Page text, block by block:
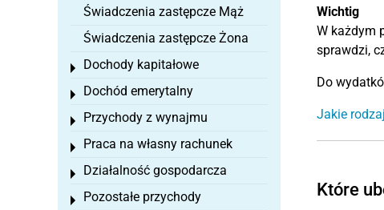
Wichtig
W każdym
sprawdzi,
Do
Jakie
Które
Świadczenia zastępcze Mąż
Świadczenia zastępcze Żona
Dochody kapitałowe
Toggle menu
Dochód emerytalny
Toggle menu
Przychody z wynajmu
Toggle menu
Praca na własny rachunek
Toggle menu
Działalność gospodarcza
Toggle menu
Pozostałe przychody
Toggle menu